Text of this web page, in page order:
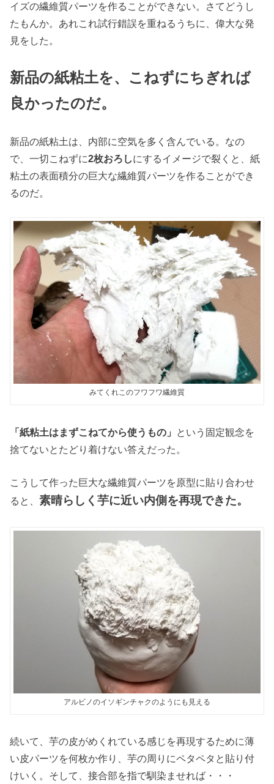
イズの繊維質パーツを作ることができない。さてどうし
たもんか。あれこれ試行錯誤を重ねるうちに、偉大な発
見をした。
新品の紙粘土を、こねずにちぎれば
良かったのだ。
新品の紙粘土は、内部に空気を多く含んでいる。なの
で、一切こねずに2枚おろしにするイメージで裂くと、紙
粘土の表面積分の巨大な繊維質パーツを作ることができ
るのだ。
みてくれこのフワフワ繊維質
「紙粘土はまずこねてから使うもの」 という固定観念を
捨てないとたどり着けない答えだった。
こうして作った巨大な繊維質パーツを原型に貼り合わせ
ると、素晴らしく芋に近い内側を再現できた。
アルビノのイソギンチャクのようにも見える
続いて、芋の皮がめくれている感じを再現するために薄
い皮パーツを何枚か作り、芋の周りにペタペタと貼り付
けいく。そして、接合部を指で馴染ませれば・・・